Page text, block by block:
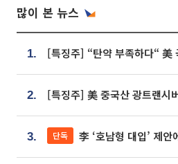
많이 본 뉴스
1.
2.
3. 단독 李 ‘호남형 대입’ 제안에 교육청·지